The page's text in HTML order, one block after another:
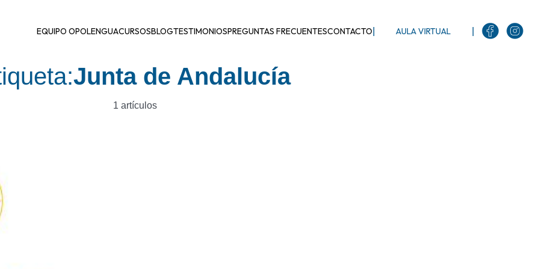
EQUIPO OPOLENGUACURSOSBLOGTESTIMONIOSPREGUNTAS FRECUENTESCONTACTO| AULA VIRTUAL |
Junta de Andalucía
1 artículos